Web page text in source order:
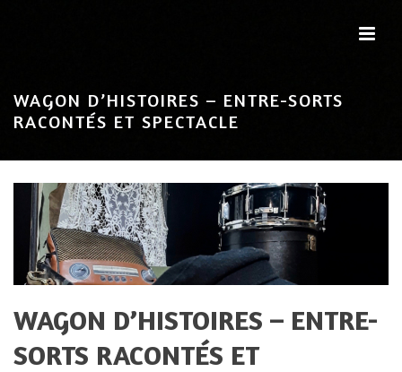
WAGON D’HISTOIRES – ENTRE-SORTS
RACONTÉS ET SPECTACLE
WAGON D’HISTOIRES – ENTRE-
SORTS RACONTÉS ET